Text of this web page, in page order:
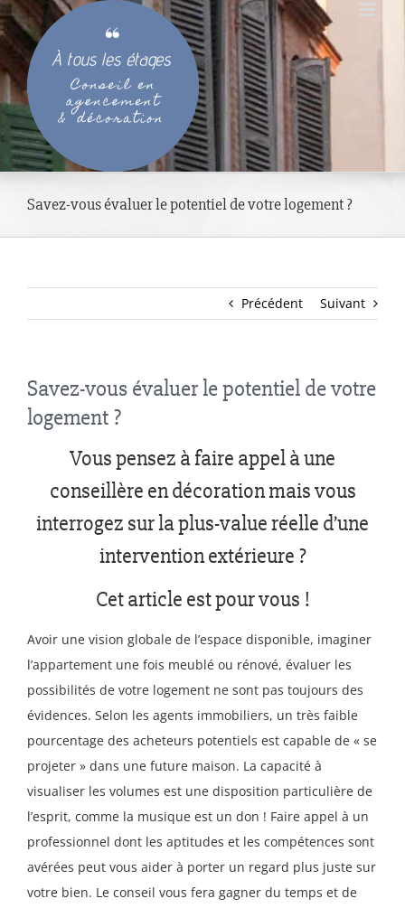
Passer
au
contenu
Savez-vous évaluer le potentiel de votre logement ?
Précédent Suivant
Savez-vous évaluer le potentiel de votre
logement ?
Vous pensez à faire appel à une
conseillère en décoration mais vous
interrogez sur la plus-value réelle d’une
intervention extérieure ?
Cet article est pour vous !
Avoir une vision globale de l’espace disponible, imaginer
l’appartement une fois meublé ou rénové, évaluer les
possibilités de votre logement ne sont pas toujours des
évidences. Selon les agents immobiliers, un très faible
pourcentage des acheteurs potentiels est capable de « se
projeter » dans une future maison. La capacité à
visualiser les volumes est une disposition particulière de
l’esprit, comme la musique est un don ! Faire appel à un
professionnel dont les aptitudes et les compétences sont
avérées peut vous aider à porter un regard plus juste sur
votre bien. Le conseil vous fera gagner du temps et de